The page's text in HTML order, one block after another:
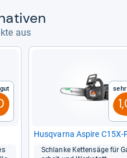
aus
gut
Hus­qvarna Aspire C15X-​
Schlanke Ket­ten­säge für